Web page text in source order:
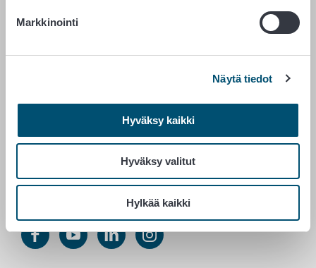
Markkinointi
Näytä tiedot
Hyväksy kaikki
Hyväksy valitut
Hylkää kaikki
Yhteystiedot
Tietosuojailmoitus
Vaihde 029 530 0400